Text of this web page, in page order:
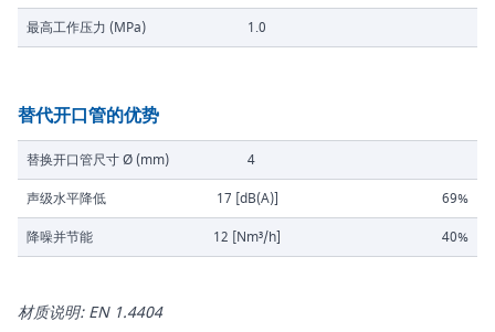
最高工作压力 (MPa)
1.0
替代开口管的优势
替换开口管尺寸 Ø (mm)
4
声级水平降低
17 [dB(A)]
69%
降噪并节能
12 [Nm³/h] 40%
材质说明: EN 1.4404